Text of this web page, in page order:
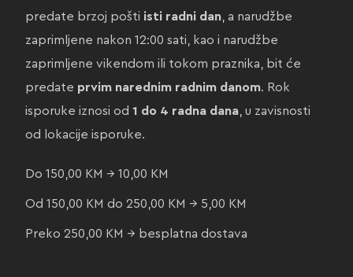
predate brzoj pošti isti radni dan, a narudžbe
zaprimljene nakon 12:00 sati, kao i narudžbe
zaprimljene vikendom ili tokom praznika, bit će
predate prvim narednim radnim danom. Rok
isporuke iznosi od 1 do 4 radna dana, u zavisnosti
od lokacije isporuke.
Do 150,00 KM → 10,00 KM
Od 150,00 KM do 250,00 KM → 5,00 KM
Preko 250,00 KM → besplatna dostava